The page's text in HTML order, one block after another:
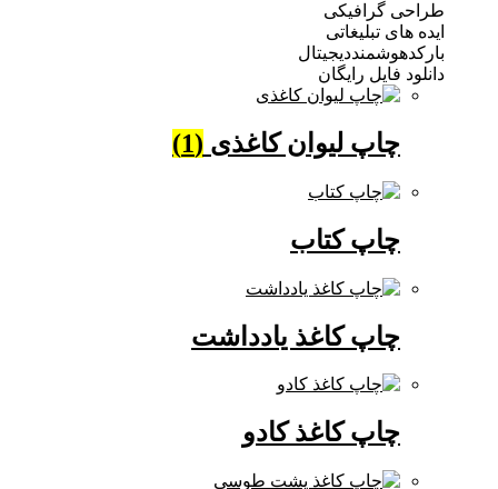
گرافیکی
تبلیغاتی
فایل رایگان
چاپ لیوان کاغذی(1)
چاپ کتاب
چاپ کاغذ یادداشت
چاپ کاغذ کادو